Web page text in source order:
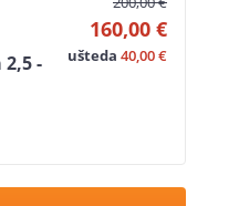
-
160,00 €
ušteda 40,00 €